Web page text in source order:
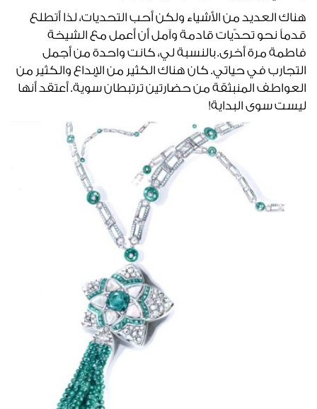
هناك العديد من الأشياء ولكن أحب التحديات، لذا أتطلع
قدماً نحو تحدّيات قادمة وآمل أن أعمل مع الشيخة
فاطمة مرة أخرى. بالنسبة لي، كانت واحدة من أجمل
التجارب في حياتي. كان هناك الكثير من الإبداع والكثير من
العواطف المنبثقة من حضارتين ترتبطان سوية. أعتقد أنها
ليست سوى البداية!